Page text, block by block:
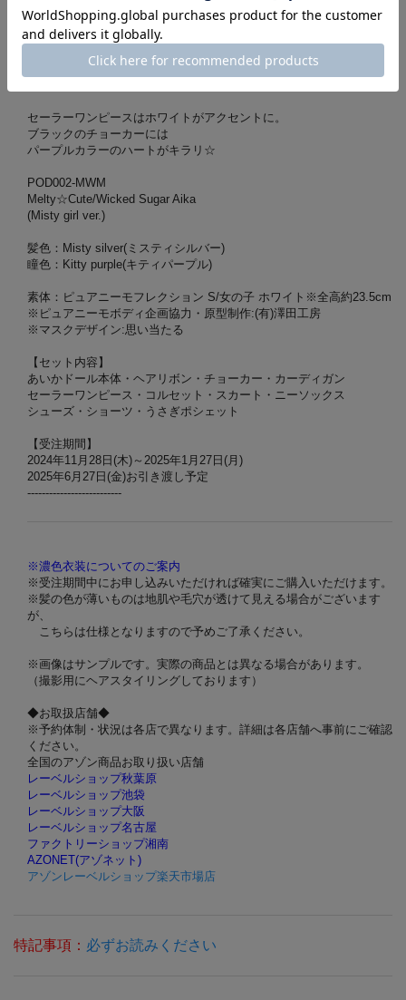
カーディガンの下にはブラックのコルセット！
ソックスも網目生地でちょっぴり大人っぽく…
ふわふわのポシェットも
セーラーワンピースはホワイトがアクセントに。
ブラックのチョーカーには
パープルカラーのハートがキラリ☆
POD002-MWM
Melty☆Cute/Wicked Sugar Aika
(Misty girl ver.)
髪色：Misty silver(ミスティシルバー)
瞳色：Kitty purple(キティパープル)
素体：ピュアニーモフレクション S/女の子 ホワイト※全高約23.5cm
※ピュアニーモボディ企画協力・原型制作:(有)澤田工房
※マスクデザイン:思い当たる
【セット内容】
あいかドール本体・ヘアリボン・チョーカー・カーディガン
セーラーワンピース・コルセット・スカート・ニーソックス
シューズ・ショーツ・うさぎポシェット
【受注期間】
2024年11月28日(木)～2025年1月27日(月)
2025年6月27日(金)お引き渡し予定
--------------------------
※濃色衣装についてのご案内
※受注期間中にお申し込みいただければ確実にご購入いただけます。
※髪の色が薄いものは地肌や毛穴が透けて見える場合がございます
が、
こちらは仕様となりますので予めご了承ください。
※画像はサンプルです。実際の商品とは異なる場合があります。
（撮影用にヘアスタイリングしております）
◆お取扱店舗◆
※予約体制・状況は各店で異なります。詳細は各店舗へ事前にご確認
ください。
全国のアゾン商品お取り扱い店舗
レーベルショップ秋葉原
レーベルショップ池袋
レーベルショップ大阪
レーベルショップ名古屋
ファクトリーショップ湘南
AZONET(アゾネット)
アゾンレーベルショップ楽天市場店
特記事項： 必ずお読みください